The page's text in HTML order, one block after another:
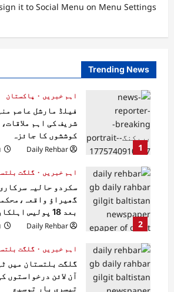
it to Social Menu on Menu Settings.
Trending News
1
اہم خبریں
پاکستان
فیلڈ مارشل عاصم
شریف کی اہم
کوششوں کا جائزہ
Daily Rehbar
2
اہم خبریں
گلگت
سکردو حالیہ سرکاری
گھیراؤ
بعد 18 پولیس اہلکار برطرف
Daily Rehbar
اہم خبریں
گلگت
گلگت بلتستان میں
آن لائن درخواستوں
تیسری بار توسیع